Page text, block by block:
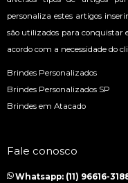
personaliza estes artigos
são utilizados para conquistar
acordo com a necessidade do
Brindes Personalizados
Brindes Personalizados SP
Brindes em Atacado
Fale conosco
Whatsapp: (11) 96616-